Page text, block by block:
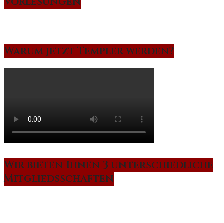
Warum jetzt Templer werden?
Wir bieten Ihnen 3 unterschiedliche
Mitgliedsschaften